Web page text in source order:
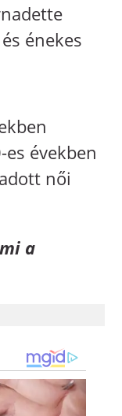
énekes
években
női
a